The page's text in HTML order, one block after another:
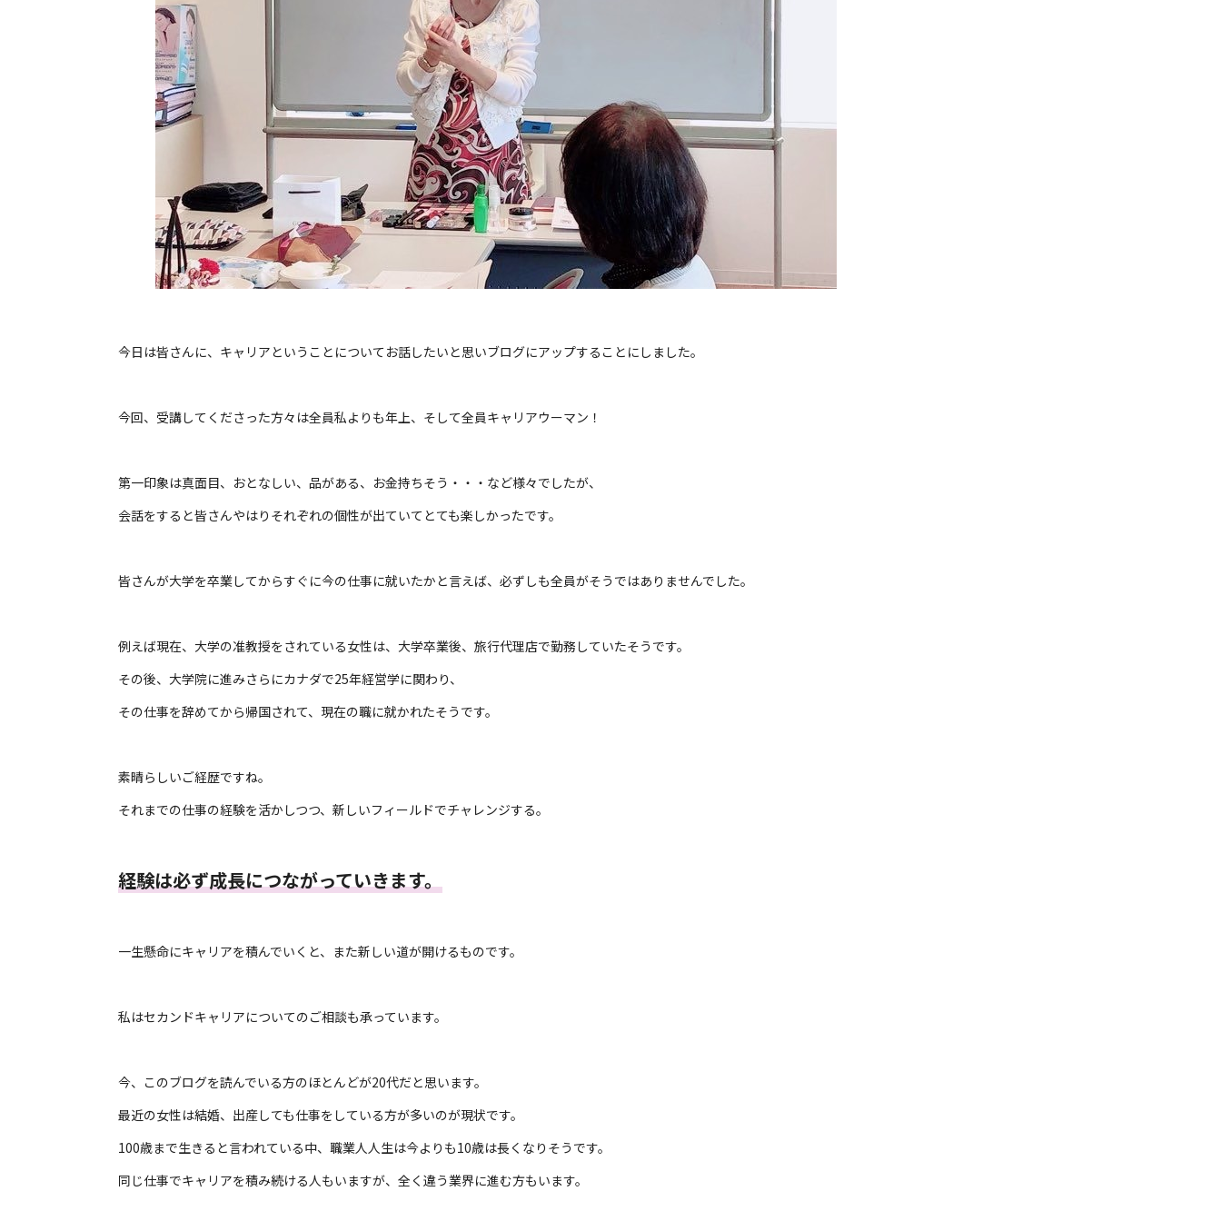
今日は皆さんに、キャリアということについてお話したいと思いブログにアップすることにしました。
今回、受講してくださった方々は全員私よりも年上、そして全員キャリアウーマン！
第一印象は真面目、おとなしい、品がある、お金持ちそう・・・など様々でしたが、
会話をすると皆さんやはりそれぞれの個性が出ていてとても楽しかったです。
皆さんが大学を卒業してからすぐに今の仕事に就いたかと言えば、必ずしも全員がそうではありませんでした。
例えば現在、大学の准教授をされている女性は、大学卒業後、旅行代理店で勤務していたそうです。
その後、大学院に進みさらにカナダで25年経営学に関わり、
その仕事を辞めてから帰国されて、現在の職に就かれたそうです。
素晴らしいご経歴ですね。
それまでの仕事の経験を活かしつつ、新しいフィールドでチャレンジする。
経験は必ず成長につながっていきます。
一生懸命にキャリアを積んでいくと、また新しい道が開けるものです。
私はセカンドキャリアについてのご相談も承っています。
今、このブログを読んでいる方のほとんどが20代だと思います。
最近の女性は結婚、出産しても仕事をしている方が多いのが現状です。
100歳まで生きると言われている中、職業人人生は今よりも10歳は長くなりそうです。
同じ仕事でキャリアを積み続ける人もいますが、全く違う業界に進む方もいます。